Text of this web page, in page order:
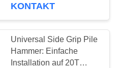
KONTAKT
Universal Side Grip Pile
Hammer: Einfache
Installation auf 20T